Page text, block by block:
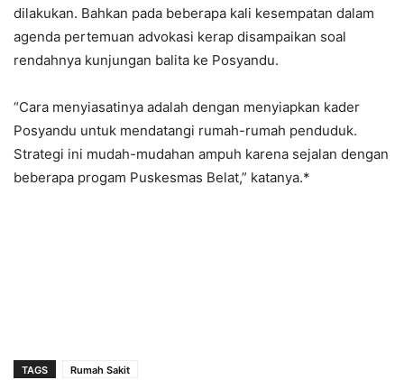
dilakukan. Bahkan pada beberapa kali kesempatan dalam
agenda pertemuan advokasi kerap disampaikan soal
rendahnya kunjungan balita ke Posyandu.
“Cara menyiasatinya adalah dengan menyiapkan kader
Posyandu untuk mendatangi rumah-rumah penduduk.
Strategi ini mudah-mudahan ampuh karena sejalan dengan
beberapa progam Puskesmas Belat,” katanya.*
TAGS Rumah Sakit